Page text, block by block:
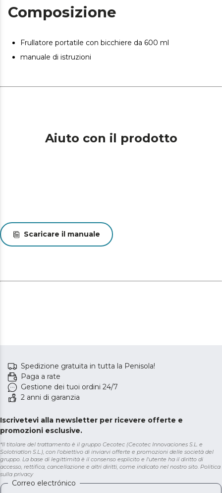
Ricarica rapida e comoda con porta USB tipo C.
Ricaricalo facilmente per averlo sempre pronto all'uso.
separano dal corpo principale per una pulizia rapida e
ritmi quotidiani senza compromettere lo stile.
maggiore durata.
Composizione
Frullatore portatile con bicchiere da 600 ml
manuale di istruzioni
Aiuto con il prodotto
Scaricare il manuale
Spedizione gratuita in tutta la Penisola!
Paga a rate
Gestione dei tuoi ordini 24/7
2 anni di garanzia
Iscrivetevi alla newsletter per ricevere offerte e
promozioni esclusive.
*Il titolare del trattamento è il gruppo Cecotec (Cecotec Innovaciones S.L. e
Solotriatlon S.L.), con l'obiettivo di inviarvi offerte e promozioni delle società del
gruppo. La base di legittimità è il consenso esplicito e l'utente ha il diritto di
accesso, rettifica, cancellazione e altri diritti, come indicato nel nostro sito. Politica
sulla privacy
Correo electrónico